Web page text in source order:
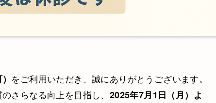
をご利用いただき、誠にありがとうございます。
さらなる向上を目指し、 2025年7月1日（月）よ